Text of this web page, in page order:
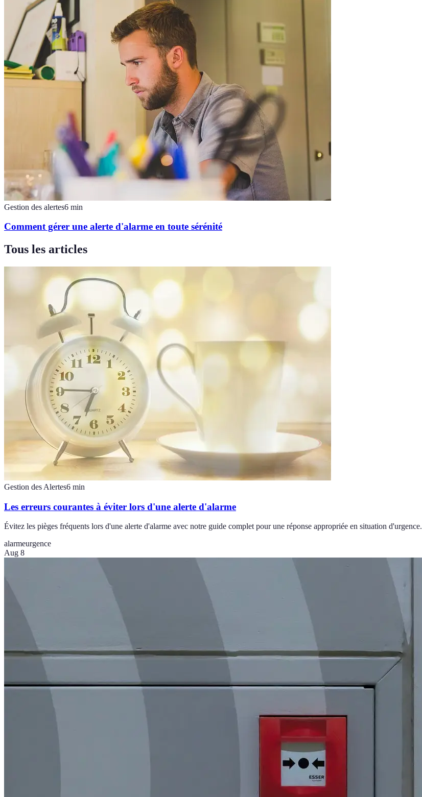
Gestion des alertes6 min
Comment gérer une alerte d'alarme en toute sérénité
Tous les articles
Gestion des Alertes6 min
Les erreurs courantes à éviter lors d'une alerte d'alarme
Évitez les pièges fréquents lors d'une alerte d'alarme avec notre guide complet pour une réponse appropriée en situation d'urgence.
alarmeurgence
Aug 8